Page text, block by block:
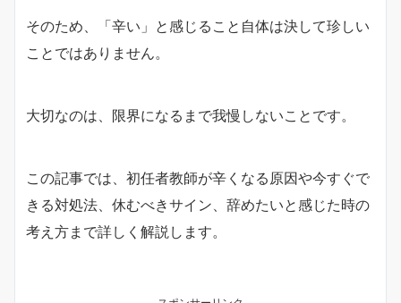
そのため、「辛い」と感じること自体は決して珍しい
ことではありません。
大切なのは、限界になるまで我慢しないことです。
この記事では、初任者教師が辛くなる原因や今すぐで
きる対処法、休むべきサイン、辞めたいと感じた時の
考え方まで詳しく解説します。